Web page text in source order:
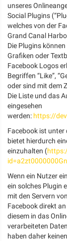
unseres
Social Plugins
welches von der
Grand Canal
Die Plugins
Grafiken oder
Facebook Logos
Begriffen “Like”,
oder sind mit dem
Die Liste und das
eingesehen
werden: https://
Facebook ist unter
bietet hierdurch
einzuhalten (
Wenn ein Nutzer
ein solches Plugin
mit den Servern
Facebook direkt
diesem in das
verarbeiteten
haben daher